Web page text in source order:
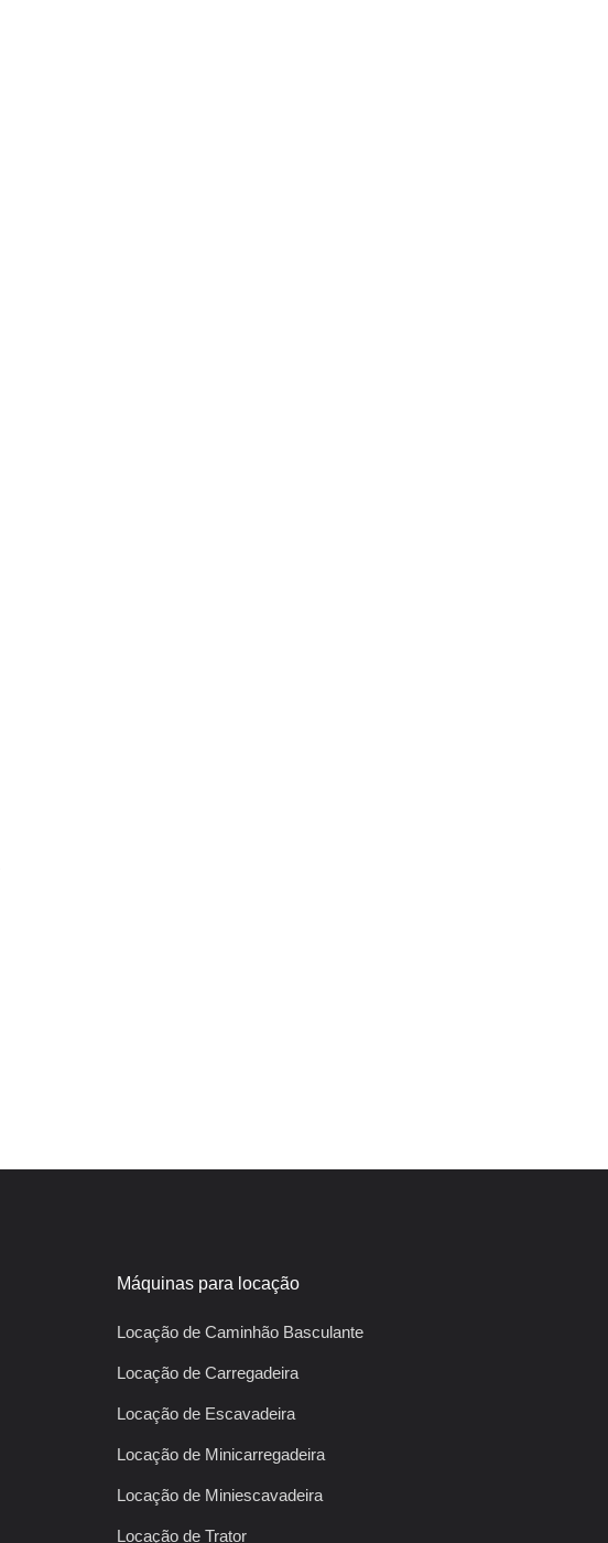
Máquinas para locação
Locação de Caminhão Basculante
Locação de Carregadeira
Locação de Escavadeira
Locação de Minicarregadeira
Locação de Miniescavadeira
Locação de Trator